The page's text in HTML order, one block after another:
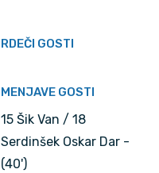
RDEČI GOSTI
MENJAVE GOSTI
15 Šik Van / 18
Serdinšek Oskar Dar -
(40')